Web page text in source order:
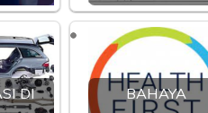
DI
BAHAYA